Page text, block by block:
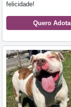
felicidade!
Quero